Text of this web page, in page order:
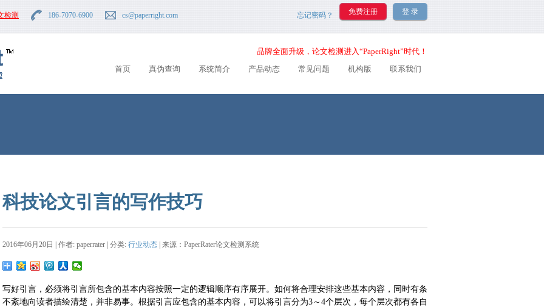
检测 186-7070-6900 cs@paperright.com 忘记密码？
品牌全面升级，论文检测进入“PaperRight”时代！
首页
真伪查询 系统简介 产品动态 常见问题 机构版 联系我们
科技论文引言的写作技巧
2016年06月20日 | 作者: paperrater | 分类: 行业动态 | 来源：PaperRater论文检测系统
写好引言，必须将引言所包含的基本内容按照一定的逻辑顺序有序展开。如何将合理安排这些基本内容，同时有条
不紊地向读者描绘清楚，并非易事。根据引言应包含的基本内容，可以将引言分为3～4个层次，每个层次都有各自